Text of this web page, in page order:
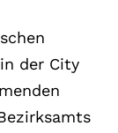
der City